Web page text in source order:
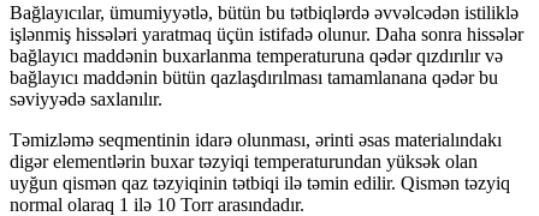
Bağlayıcılar, ümumiyyətlə, bütün bu tətbiqlərdə əvvəlcədən istiliklə
işlənmiş hissələri yaratmaq üçün istifadə olunur. Daha sonra hissələr
bağlayıcı maddənin buxarlanma temperaturuna qədər qızdırılır və
bağlayıcı maddənin bütün qazlaşdırılması tamamlanana qədər bu
səviyyədə saxlanılır.
Təmizləmə seqmentinin idarə olunması, ərinti əsas materialındakı
digər elementlərin buxar təzyiqi temperaturundan yüksək olan
uyğun qismən qaz təzyiqinin tətbiqi ilə təmin edilir. Qismən təzyiq
normal olaraq 1 ilə 10 Torr arasındadır.